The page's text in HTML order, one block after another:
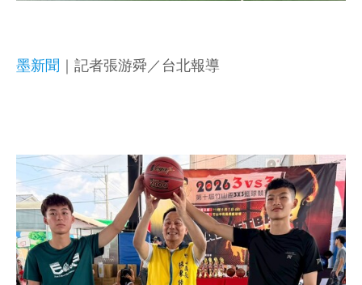
墨新聞 ｜記者張游舜／台北報導